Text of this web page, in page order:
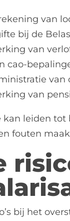
van
bij de
van
cao-
van
leiden tot
fouten
bij het